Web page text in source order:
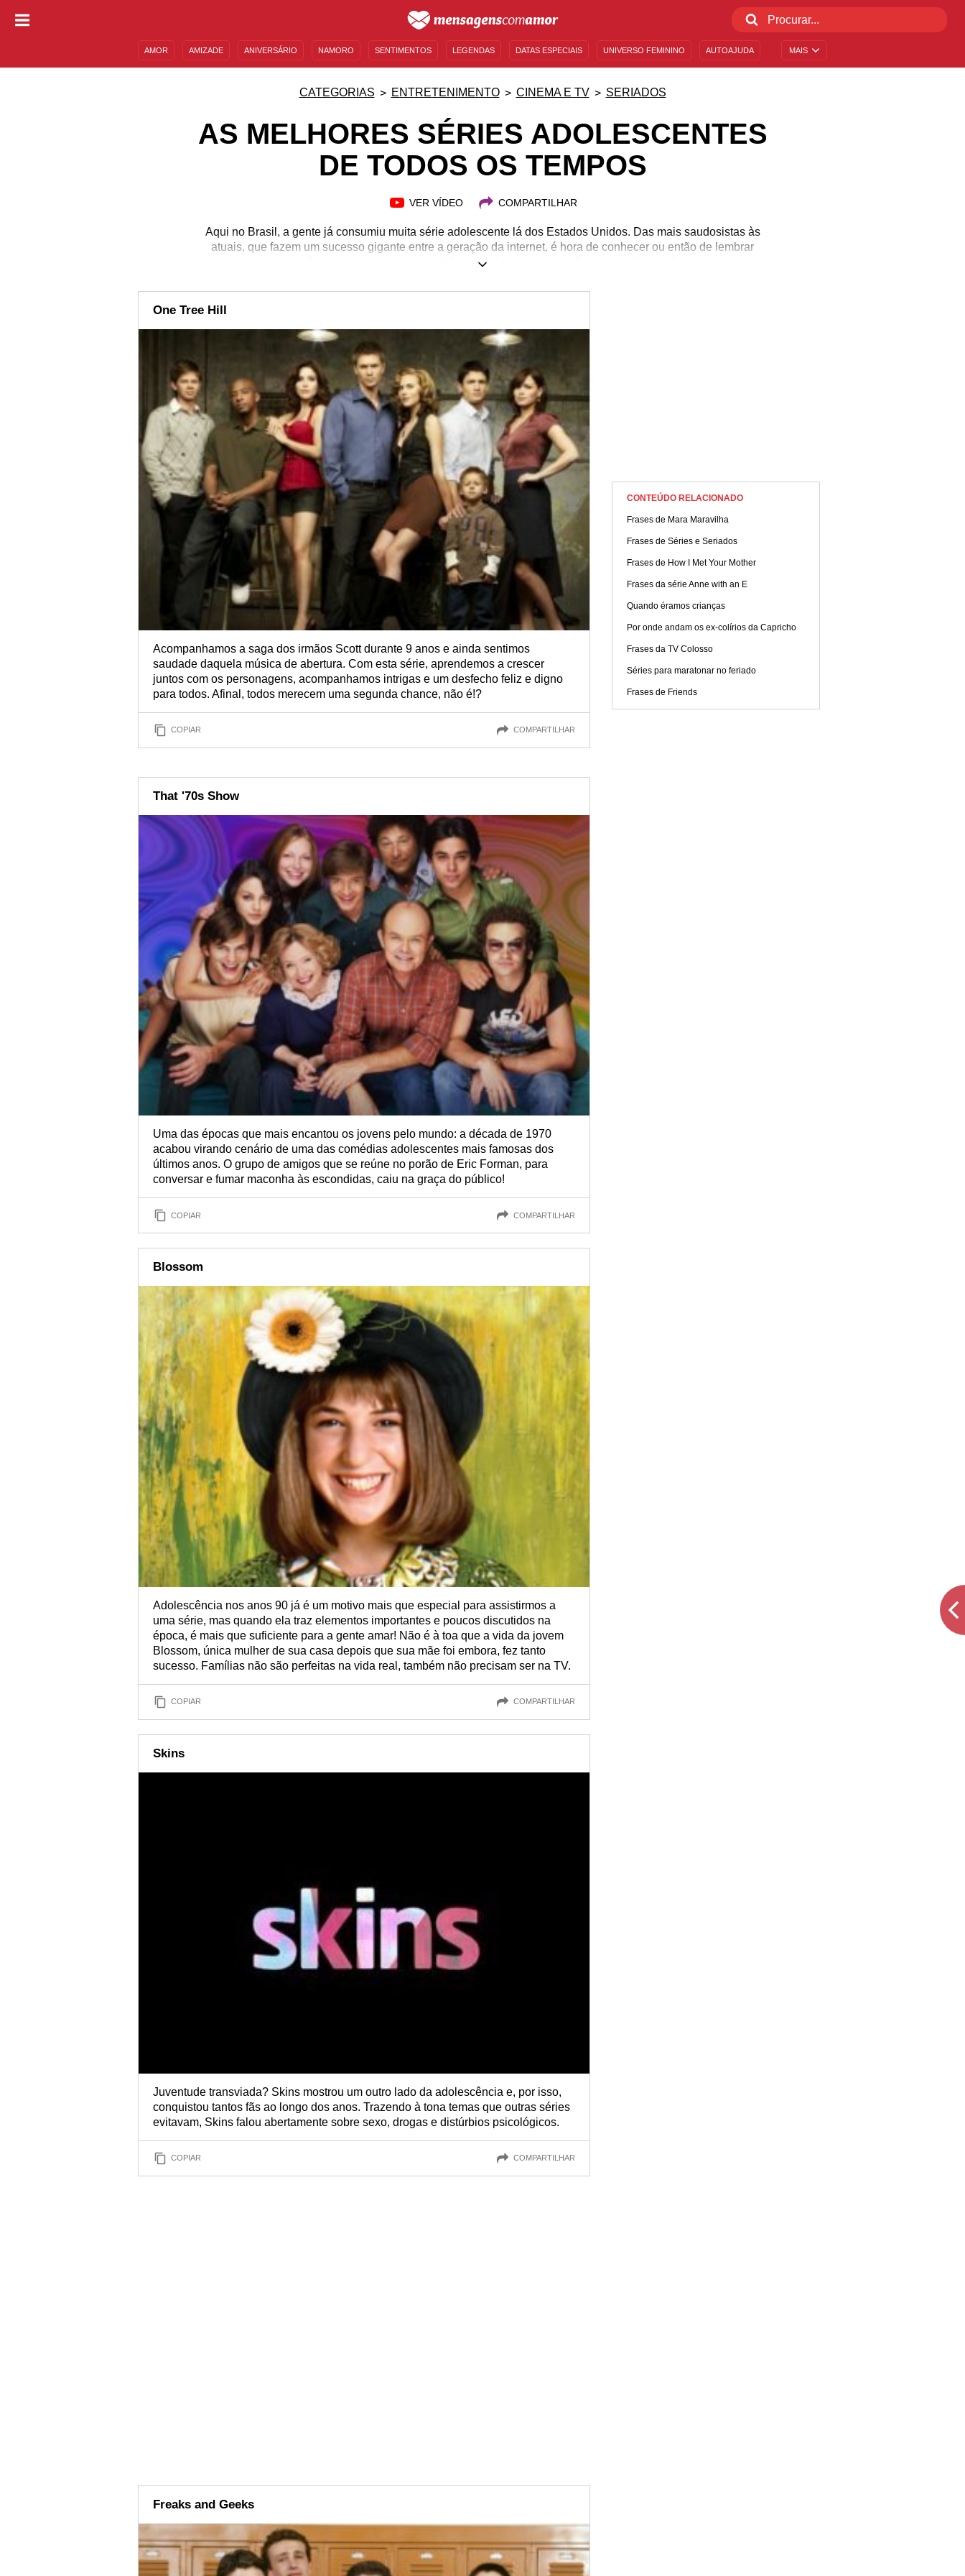
MAIS
AMOR AMIZADE ANIVERSÁRIO NAMORO SENTIMENTOS LEGENDAS DATAS ESPECIAIS UNIVERSO FEMININO AUTOAJUDA
CATEGORIAS ENTRETENIMENTO CINEMA E TV SERIADOS
AS MELHORES SÉRIES ADOLESCENTES
DE TODOS OS TEMPOS
VER VÍDEO COMPARTILHAR
Aqui no Brasil, a gente já consumiu muita série adolescente lá dos Estados Unidos. Das mais saudosistas às
atuais, que fazem um sucesso gigante entre a geração da internet, é hora de conhecer ou então de lembrar
esses títulos consagrados por milhões de telespectadores. Senta que lá vem série!
One Tree Hill
Acompanhamos a saga dos irmãos Scott durante 9 anos e ainda sentimos
saudade daquela música de abertura. Com esta série, aprendemos a crescer
juntos com os personagens, acompanhamos intrigas e um desfecho feliz e digno
para todos. Afinal, todos merecem uma segunda chance, não é!?
COPIAR COMPARTILHAR
That '70s Show
Uma das épocas que mais encantou os jovens pelo mundo: a década de 1970
acabou virando cenário de uma das comédias adolescentes mais famosas dos
últimos anos. O grupo de amigos que se reúne no porão de Eric Forman, para
conversar e fumar maconha às escondidas, caiu na graça do público!
COPIAR COMPARTILHAR
Blossom
Adolescência nos anos 90 já é um motivo mais que especial para assistirmos a
uma série, mas quando ela traz elementos importantes e poucos discutidos na
época, é mais que suficiente para a gente amar! Não é à toa que a vida da jovem
Blossom, única mulher de sua casa depois que sua mãe foi embora, fez tanto
sucesso. Famílias não são perfeitas na vida real, também não precisam ser na TV.
COPIAR COMPARTILHAR
Skins
Juventude transviada? Skins mostrou um outro lado da adolescência e, por isso,
conquistou tantos fãs ao longo dos anos. Trazendo à tona temas que outras séries
evitavam, Skins falou abertamente sobre sexo, drogas e distúrbios psicológicos.
COPIAR COMPARTILHAR
Freaks and Geeks
CONTEÚDO RELACIONADO
Frases de Mara Maravilha
Frases de Séries e Seriados
Frases de How I Met Your Mother
Frases da série Anne with an E
Quando éramos crianças
Por onde andam os ex-colírios da Capricho
Frases da TV Colosso
Séries para maratonar no feriado
Frases de Friends